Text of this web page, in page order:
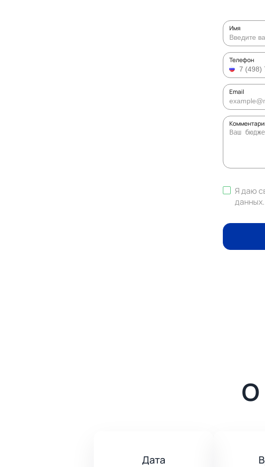
Имя
Телефон
Email
Я даю
данных.
О
Дата